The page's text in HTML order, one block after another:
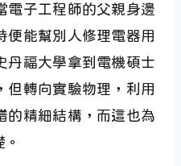
電子工程師的父親身邊
便能幫別人修理電器用
丹福大學拿到電機碩士
但轉向實驗物理，利用
的精細結構，而這也為